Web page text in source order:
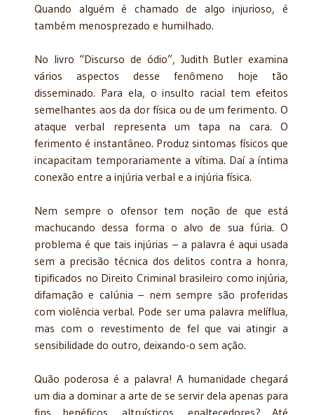
Quando alguém é chamado de algo injurioso, é
também menosprezado e humilhado.
No livro “Discurso de ódio”, Judith Butler examina
vários aspectos desse fenômeno hoje tão
disseminado. Para ela, o insulto racial tem efeitos
semelhantes aos da dor física ou de um ferimento. O
ataque verbal representa um tapa na cara. O
ferimento é instantâneo. Produz sintomas físicos que
incapacitam temporariamente a vítima. Daí a íntima
conexão entre a injúria verbal e a injúria física.
Nem sempre o ofensor tem noção de que está
machucando dessa forma o alvo de sua fúria. O
problema é que tais injúrias – a palavra é aqui usada
sem a precisão técnica dos delitos contra a honra,
tipificados no Direito Criminal brasileiro como injúria,
difamação e calúnia – nem sempre são proferidas
com violência verbal. Pode ser uma palavra melíflua,
mas com o revestimento de fel que vai atingir a
sensibilidade do outro, deixando-o sem ação.
Quão poderosa é a palavra! A humanidade chegará
um dia a dominar a arte de se servir dela apenas para